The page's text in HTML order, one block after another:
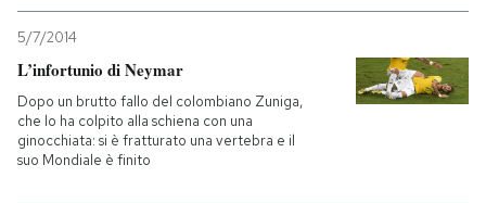
5/7/2014
L’infortunio di Neymar
Dopo un brutto fallo del colombiano Zuniga,
che lo ha colpito alla schiena con una
ginocchiata: si è fratturato una vertebra e il
suo Mondiale è finito